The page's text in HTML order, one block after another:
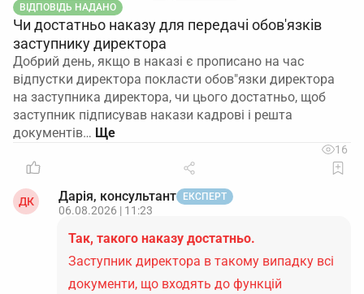
ВІДПОВІДЬ НАДАНО
Чи достатньо наказу для передачі обов'язків
заступнику директора
Добрий день, якщо в наказі є прописано на час
відпустки директора покласти обов"язки директора
на заступника директора, чи цього достатньо, щоб
заступник підписував накази кадрові і решта
документів…
16
ДК Дарія, консультант ЕКСПЕРТ
06.08.2026 | 11:23
Так, такого наказу достатньо.
Заступник директора в такому випадку всі
документи, що входять до функцій